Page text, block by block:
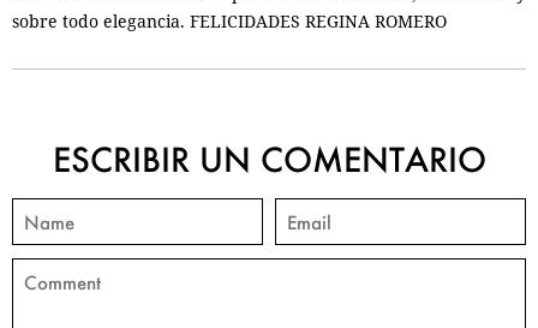
sobre todo elegancia. FELICIDADES REGINA ROMERO
ESCRIBIR UN COMENTARIO